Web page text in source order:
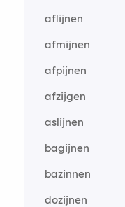
aflijnen
afmijnen
afpijnen
afzijgen
aslijnen
bagijnen
bazinnen
dozijnen